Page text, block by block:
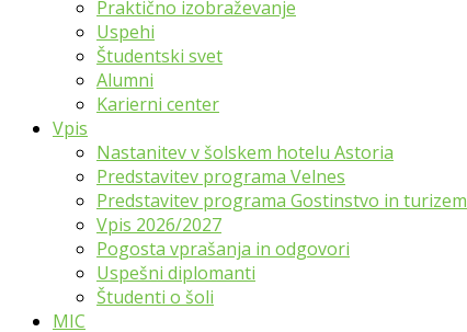
Praktično izobraževanje
Uspehi
Študentski svet
Alumni
Karierni center
Vpis
Nastanitev v šolskem hotelu Astoria
Predstavitev programa Velnes
Predstavitev programa Gostinstvo in turizem
Vpis 2026/2027
Pogosta vprašanja in odgovori
Uspešni diplomanti
Študenti o šoli
MIC